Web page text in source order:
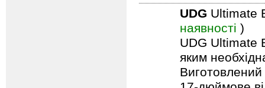
UDG Ultimate
наявності )
UDG Ultimate
яким
Виготовлений